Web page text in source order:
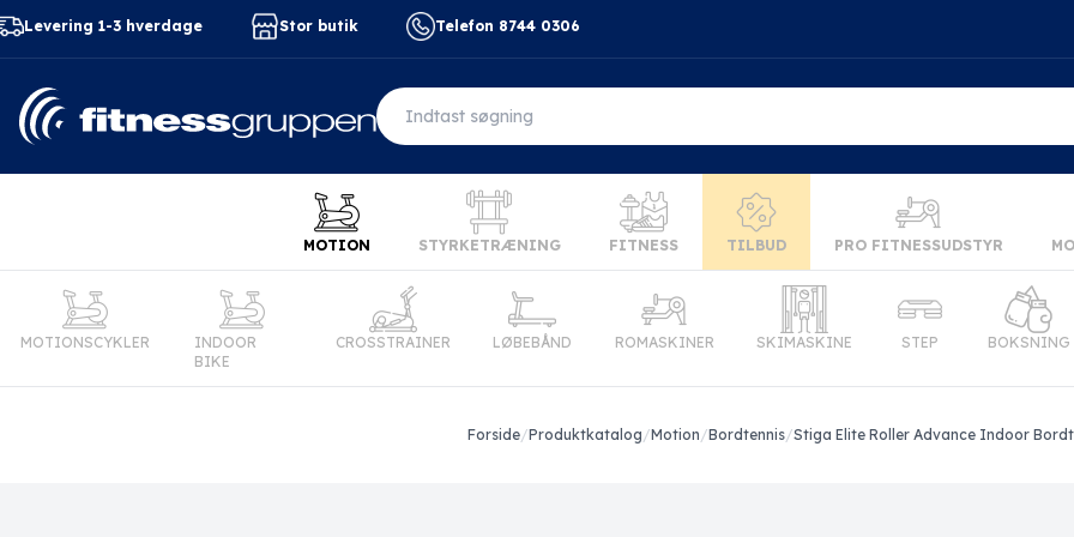
Levering 1-3 hverdage Stor butik Telefon 8744 0306
MOTION STYRKETRÆNING FITNESS TILBUD PRO FITNESSUDSTYR
MOTIONSCYKLER
INDOOR
BIKE
CROSSTRAINER LØBEBÅND ROMASKINER SKIMASKINE STEP BOKSNING
Forside/Produktkatalog/Motion/Bordtennis/Stiga Elite Roller Advance Indoor